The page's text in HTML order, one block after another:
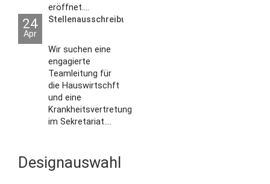
eröffnet....
24
Apr
Stellenausschreibungen
Wir suchen eine
engagierte
Teamleitung für
die Hauswirtschft
und eine
Krankheitsvertretung
im Sekretariat....
Designauswahl